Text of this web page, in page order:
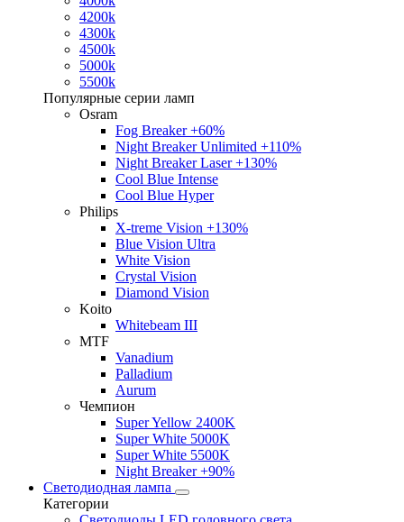
4200k
4300k
4500k
5000k
5500k
Популярные серии ламп
Osram
Fog Breaker +60%
Night Breaker Unlimited +110%
Night Breaker Laser +130%
Cool Blue Intense
Cool Blue Hyper
Philips
X-treme Vision +130%
Blue Vision Ultra
White Vision
Crystal Vision
Diamond Vision
Koito
Whitebeam III
MTF
Vanadium
Palladium
Aurum
Чемпион
Super Yellow 2400K
Super White 5000K
Super White 5500K
Night Breaker +90%
Светодиодная лампа
Категории